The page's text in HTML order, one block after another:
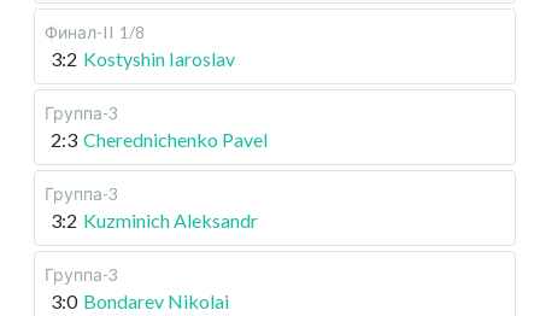
Финал-II 1/8
3:2 Kostyshin Iaroslav
Группа-3
2:3 Cherednichenko Pavel
Группа-3
3:2 Kuzminich Aleksandr
Группа-3
3:0 Bondarev Nikolai